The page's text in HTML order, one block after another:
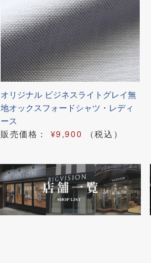
オリジナル ビジネスライトグレイ無
地オックスフォードシャツ・レディ
ース
販売価格： ¥9,900 （税込）